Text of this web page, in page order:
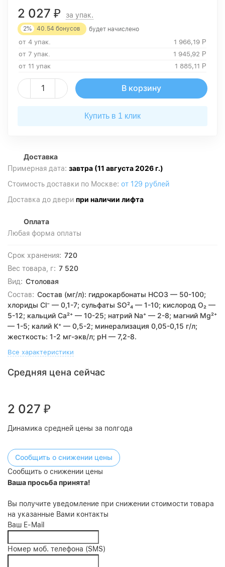
2 027 ₽ за упак.
2% 40.54 бонусов будет начислено
от 4 упак. 1 966,19 Р
от 7 упак.
1 945,92 Р
от 11 упак
1 885,11 Р
В корзину
Купить в 1 клик
Доставка
Примерная дата: завтра (11 августа 2026 г.)
Стоимость доставки по Москве: от 129 рублей
Доставка до двери при наличии лифта
Оплата
Любая форма оплаты
Срок хранения: 720
Вес товара, г: 7 520
Вид: Столовая
Состав: Состав (мг/л): гидрокарбонаты HCO3 — 50-100;
хлориды Cl⁻ — 0,1-7; сульфаты SO²₄ — 1-10; кислород O₂ —
5-12; кальций Ca²⁺ — 10-25; натрий Na⁺ — 2-8; магний Mg²⁺
— 1-5; калий К⁺ — 0,5-2; минерализация 0,05-0,15 г/л;
жесткость: 1-2 мг-экв/л; pH — 7,2-8.
Все характеристики
Средняя цена сейчас
2 027 ₽
Динамика средней цены за полгода
Сообщить о снижении цены
Сообщить о снижении цены
Ваша просьба принята!
Вы получите уведомление при снижении стоимости товара
на указанные Вами контакты
Ваш E-Mail
Номер моб. телефона (SMS)